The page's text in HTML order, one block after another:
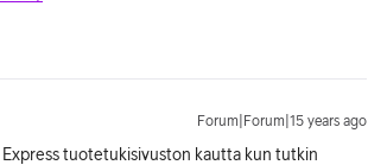
Forum|Forum|15 years ago
tuotetukisivuston kautta kun tutkin